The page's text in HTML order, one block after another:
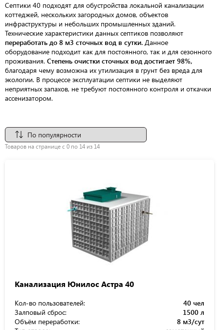
Септики 40 подходят для обустройства локальной канализации
коттеджей, нескольких загородных домов, объектов
инфраструктуры и небольших промышленных зданий.
Технические характеристики данных септиков позволяют
переработать до 8 м3 сточных вод в сутки. Данное
оборудование подходит как для постоянного, так и для сезонного
проживания. Степень очистки сточных вод достигает 98%,
благодаря чему возможна их утилизация в грунт без вреда для
экологии. В процессе эксплуатации септики не выделяют
неприятных запахов, не требуют постоянного контроля и откачки
ассенизатором.
Товаров на странице с 0 по 14 из 14
Канализация Юнилос Астра 40
Кол-во пользователей:
40 чел
Залповый сброс:
1500 л
Объём переработки:
8 м3/сут